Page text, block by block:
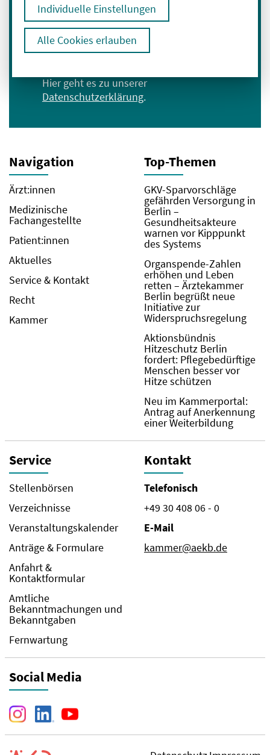
Individuelle Einstellungen
Alle Cookies erlauben
Ich bin mit der Verarbeitung meiner Daten
Hier geht es zu unserer
Datenschutzerklärung.
Anmelden
Navigation
Ärzt:innen
Medizinische
Fachangestellte
Patient:innen
Aktuelles
Service & Kontakt
Recht
Kammer
Top-Themen
GKV-Sparvorschläge
gefährden Versorgung in
Berlin –
Gesundheitsakteure
warnen vor Kipppunkt
des Systems
Organspende-Zahlen
erhöhen und Leben
retten – Ärztekammer
Berlin begrüßt neue
Initiative zur
Widerspruchsregelung
Aktionsbündnis
Hitzeschutz Berlin
fordert: Pflegebedürftige
Menschen besser vor
Hitze schützen
Neu im Kammerportal:
Antrag auf Anerkennung
einer Weiterbildung
Service
Stellenbörsen
Verzeichnisse
Veranstaltungskalender
Anträge & Formulare
Anfahrt &
Kontaktformular
Amtliche
Bekanntmachungen und
Bekanntgaben
Fernwartung
Kontakt
Telefonisch
+49 30 408 06 - 0
E-Mail
kammer@aekb.de
Social Media